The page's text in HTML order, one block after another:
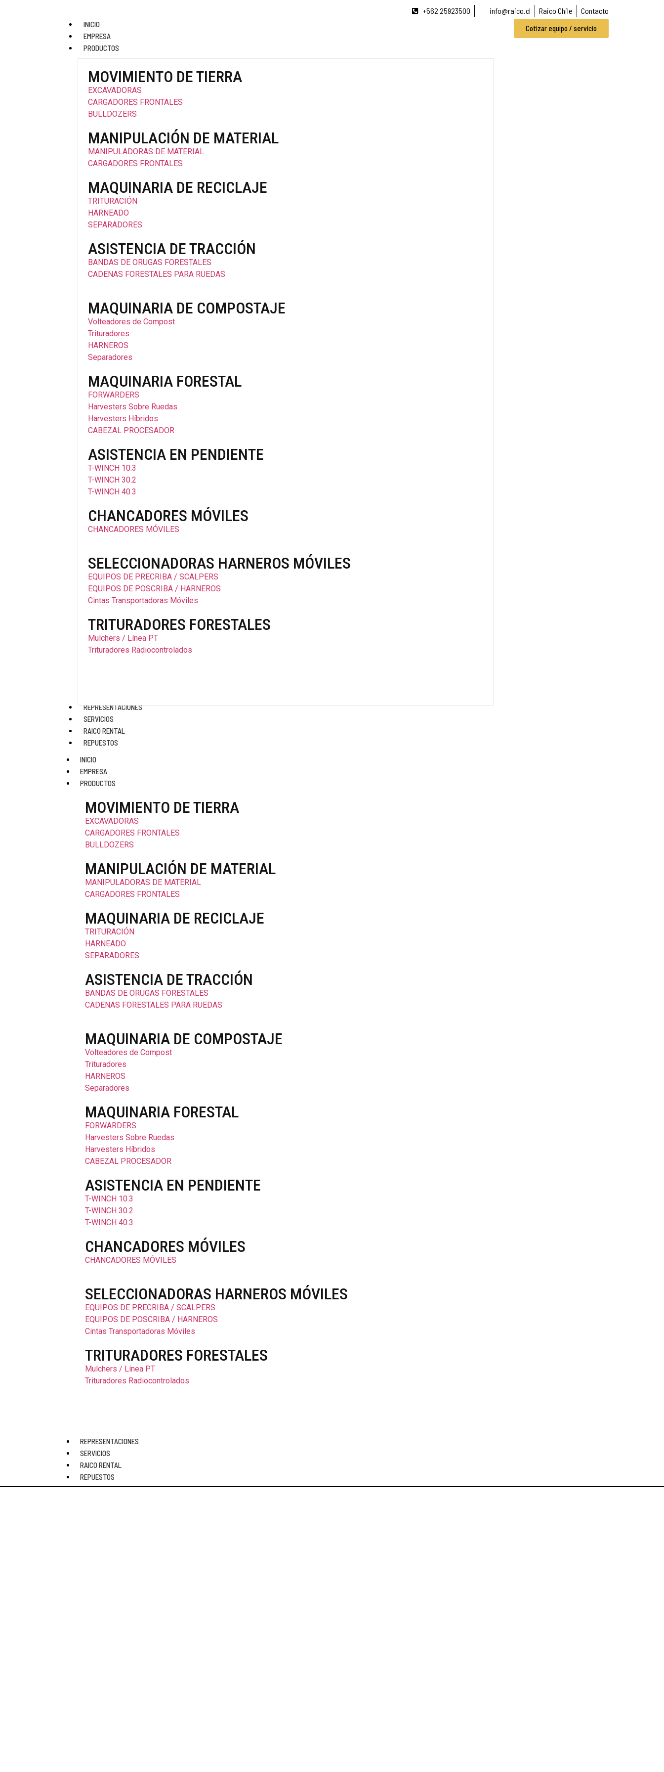
+562 25923500 info@raico.cl Raico Chile Contacto
INICIO
EMPRESA
PRODUCTOS
MOVIMIENTO DE TIERRA
EXCAVADORAS
CARGADORES FRONTALES
BULLDOZERS
MANIPULACIÓN DE MATERIAL
MANIPULADORAS DE MATERIAL
CARGADORES FRONTALES
MAQUINARIA DE RECICLAJE
TRITURACIÓN
HARNEADO
SEPARADORES
ASISTENCIA DE TRACCIÓN
BANDAS DE ORUGAS FORESTALES
CADENAS FORESTALES PARA RUEDAS
MAQUINARIA DE COMPOSTAJE
Volteadores de Compost
Trituradores
HARNEROS
Separadores
MAQUINARIA FORESTAL
FORWARDERS
Harvesters Sobre Ruedas
Harvesters Híbridos
CABEZAL PROCESADOR
ASISTENCIA EN PENDIENTE
T-WINCH 10.3
T-WINCH 30.2
T-WINCH 40.3
CHANCADORES MÓVILES
CHANCADORES MÓVILES
SELECCIONADORAS HARNEROS MÓVILES
EQUIPOS DE PRECRIBA / SCALPERS
EQUIPOS DE POSCRIBA / HARNEROS
Cintas Transportadoras Móviles
TRITURADORES FORESTALES
Mulchers / Línea PT
Trituradores Radiocontrolados
REPRESENTACIONES
SERVICIOS
RAICO RENTAL
REPUESTOS
INICIO
EMPRESA
PRODUCTOS
MOVIMIENTO DE TIERRA
EXCAVADORAS
CARGADORES FRONTALES
BULLDOZERS
MANIPULACIÓN DE MATERIAL
MANIPULADORAS DE MATERIAL
CARGADORES FRONTALES
MAQUINARIA DE RECICLAJE
TRITURACIÓN
HARNEADO
SEPARADORES
ASISTENCIA DE TRACCIÓN
BANDAS DE ORUGAS FORESTALES
CADENAS FORESTALES PARA RUEDAS
MAQUINARIA DE COMPOSTAJE
Volteadores de Compost
Trituradores
HARNEROS
Separadores
MAQUINARIA FORESTAL
FORWARDERS
Harvesters Sobre Ruedas
Harvesters Híbridos
CABEZAL PROCESADOR
ASISTENCIA EN PENDIENTE
T-WINCH 10.3
T-WINCH 30.2
T-WINCH 40.3
CHANCADORES MÓVILES
CHANCADORES MÓVILES
SELECCIONADORAS HARNEROS MÓVILES
EQUIPOS DE PRECRIBA / SCALPERS
EQUIPOS DE POSCRIBA / HARNEROS
Cintas Transportadoras Móviles
TRITURADORES FORESTALES
Mulchers / Línea PT
Trituradores Radiocontrolados
REPRESENTACIONES
SERVICIOS
RAICO RENTAL
REPUESTOS
Cotizar equipo / servicio
MOVIMIENTO DE TIERRA